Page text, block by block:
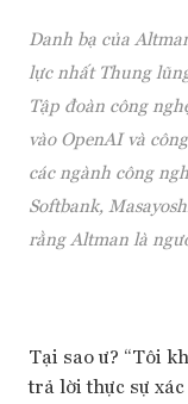
Danh bạ của
lực nhất Thung
Tập đoàn công
vào OpenAI và
các ngành công
Softbank,
rằng Altman là
Tại sao ư? “Tôi
trả lời thực sự